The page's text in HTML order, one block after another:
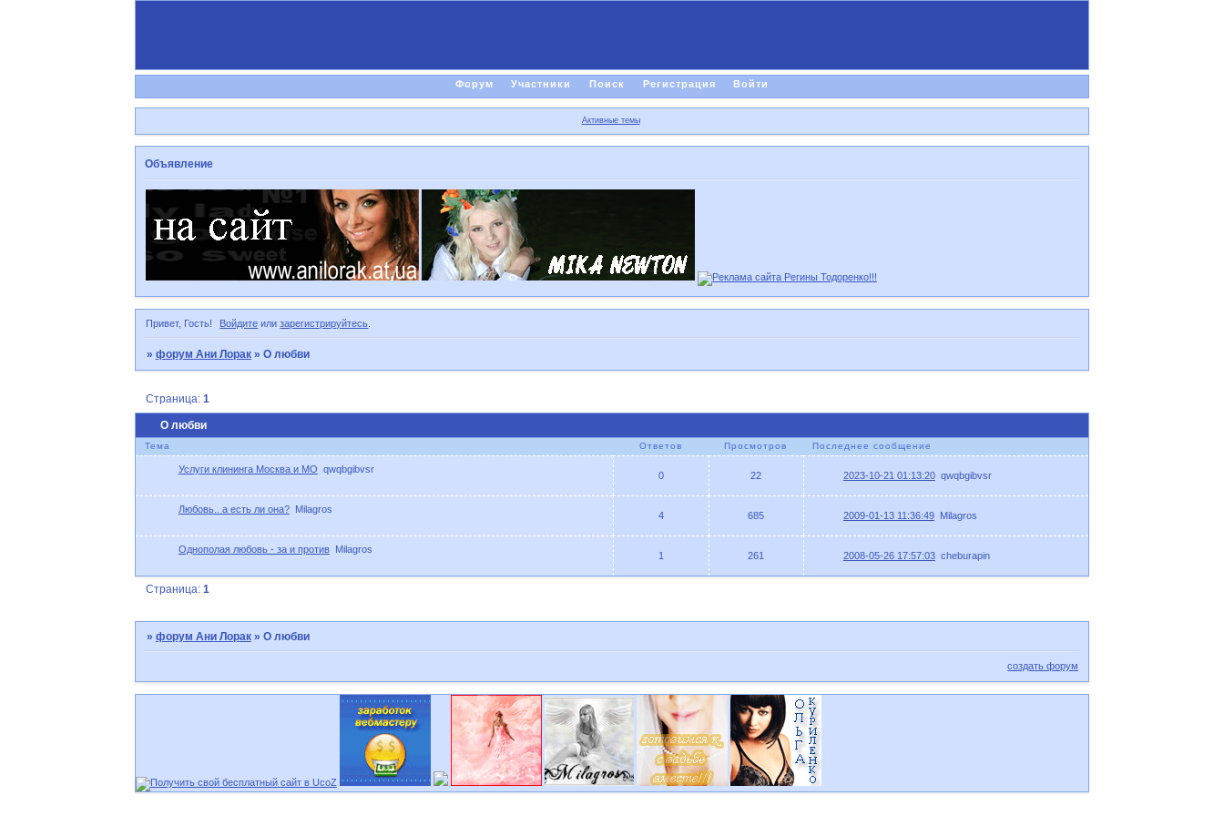
Форум Участники Поиск Регистрация Войти
Активные темы
Объявление
Привет, Гость! Войдите илизарегистрируйтесь
» форум Ани Лорак » О любви
О любви
Страница: 1
Тема Ответов Просмотров Последнее сообщение
Услуги клининга Москва и МО qwqbgibvsr
0 22 2023-10-21 01:13:20 qwqbgibvsr
Любовь.. а есть ли она? Milagros
4 685 2009-01-13 11:36:49 Milagros
Однополая любовь - за и против Milagros
1 261 2008-05-26 17:57:03 cheburapin
Страница: 1
» форум Ани Лорак » О любви
создать форум